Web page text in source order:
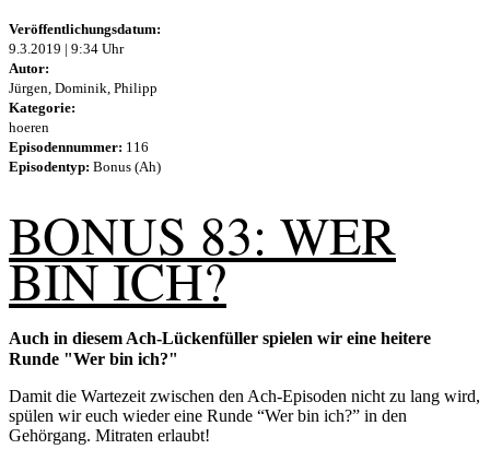
Veröffentlichungsdatum:
9.3.2019 | 9:34 Uhr
Autor:
Jürgen, Dominik, Philipp
Kategorie:
hoeren
Episodennummer: 116
Episodentyp: Bonus (Ah)
BONUS 83: WER
BIN ICH?
Auch in diesem Ach-Lückenfüller spielen wir eine heitere
Runde "Wer bin ich?"
Damit die Wartezeit zwischen den Ach-Episoden nicht zu lang wird,
spülen wir euch wieder eine Runde “Wer bin ich?” in den
Gehörgang. Mitraten erlaubt!